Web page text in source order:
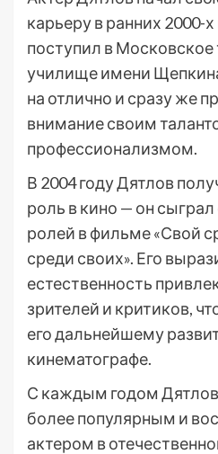
карьеру в ранних 2000-х
поступил в Московское
училище имени
на отлично и сразу же
внимание своим
профессионализмом.
В 2004 году Дятлов
роль в кино — он
ролей в фильме «Свой
среди своих». Его
естественность
зрителей и критиков,
его дальнейшему
кинематографе.
С каждым годом Дятлов
более популярным и
актером в